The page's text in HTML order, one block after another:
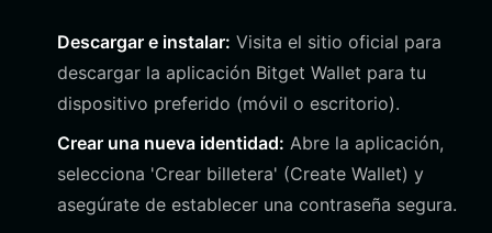
Descargar e instalar: Visita el sitio oficial para
descargar la aplicación Bitget Wallet para tu
dispositivo preferido (móvil o escritorio).
Crear una nueva identidad: Abre la aplicación,
selecciona 'Crear billetera' (Create Wallet) y
asegúrate de establecer una contraseña segura.